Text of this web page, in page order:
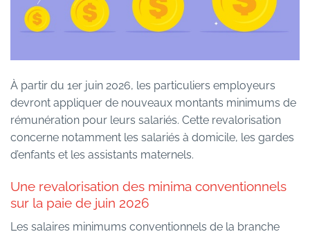
À partir du 1er juin 2026, les particuliers employeurs
devront appliquer de nouveaux montants minimums de
rémunération pour leurs salariés. Cette revalorisation
concerne notamment les salariés à domicile, les gardes
d’enfants et les assistants maternels.
Une revalorisation des minima conventionnels
sur la paie de juin 2026
Les salaires minimums conventionnels de la branche